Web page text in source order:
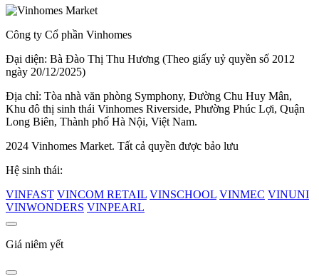
Công ty Cổ phần Vinhomes
Đại diện: Bà Đào Thị Thu Hương (Theo giấy uỷ quyền số 2012
ngày 20/12/2025)
Địa chỉ: Tòa nhà văn phòng Symphony, Đường Chu Huy Mân,
Khu đô thị sinh thái Vinhomes Riverside, Phường Phúc Lợi, Quận
Long Biên, Thành phố Hà Nội, Việt Nam.
2024 Vinhomes Market. Tất cả quyền được bảo lưu
Hệ sinh thái:
VINFAST VINCOM RETAIL VINSCHOOL VINMEC VINUNI
VINWONDERS VINPEARL
Giá niêm yết